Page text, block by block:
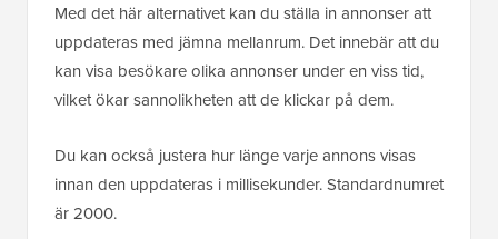
Med det här alternativet kan du ställa in annonser att
uppdateras med jämna mellanrum. Det innebär att du
kan visa besökare olika annonser under en viss tid,
vilket ökar sannolikheten att de klickar på dem.
Du kan också justera hur länge varje annons visas
innan den uppdateras i millisekunder. Standardnumret
är 2000.